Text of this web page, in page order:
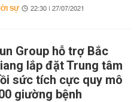
SỰ 22:30 | 27/07/2021
Group hỗ trợ Bắc
lắp đặt Trung tâm
sức tích cực quy mô
giường bệnh